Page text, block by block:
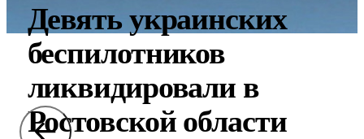
Девять украинских
беспилотников
ликвидировали в
Ростовской области